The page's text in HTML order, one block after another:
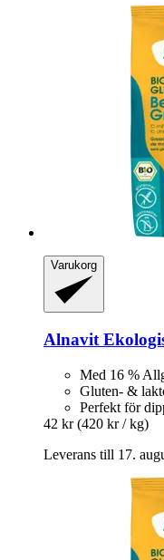
Varukorg
Alnavit
Med 16 %
Gluten- &
Perfekt för
42 kr (420 kr / kg)
Leverans till 17.